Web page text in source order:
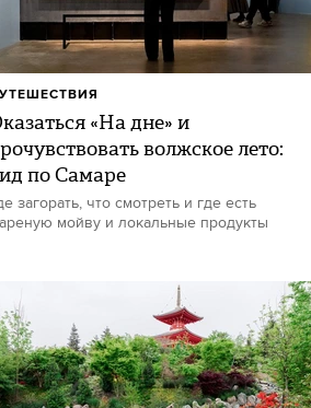
«На дне» и
волжское лето:
по Самаре
загорать, что смотреть и где есть
мойву и локальные продукты